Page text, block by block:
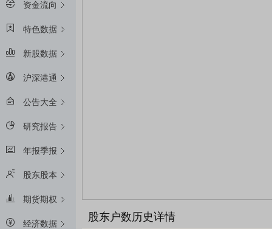
资金流向
特色数据
新股数据
沪深港通
公告大全
研究报告
年报季报
股东股本
期货期权
经济数据
股东户数历史详情